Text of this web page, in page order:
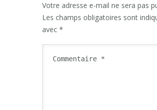
Votre adresse e-mail ne sera pas
Les champs obligatoires sont
avec *